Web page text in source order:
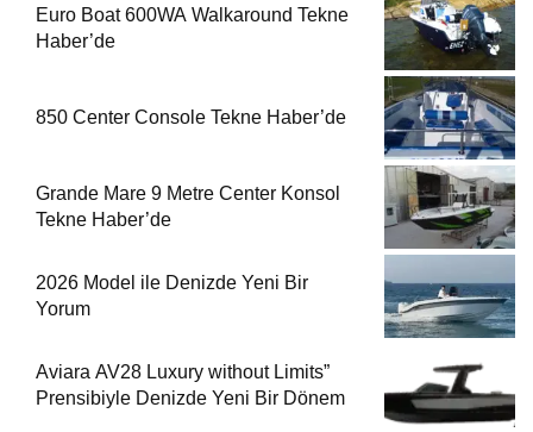
Euro Boat 600WA Walkaround Tekne
Haber’de
850 Center Console Tekne Haber’de
Grande Mare 9 Metre Center Konsol
Tekne Haber’de
2026 Model ile Denizde Yeni Bir
Yorum
Aviara AV28 Luxury without Limits”
Prensibiyle Denizde Yeni Bir Dönem